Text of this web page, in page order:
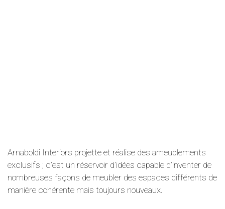
Arnaboldi Interiors projette et réalise des ameublements
exclusifs ; c’est un réservoir d’idées capable d’inventer de
nombreuses façons de meubler des espaces différents de
manière cohérente mais toujours nouveaux.